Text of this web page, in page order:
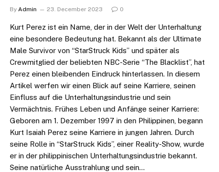
By Admin 23. December 2023 0
Kurt Perez ist ein Name, der in der Welt der Unterhaltung
eine besondere Bedeutung hat. Bekannt als der Ultimate
Male Survivor von “StarStruck Kids” und später als
Crewmitglied der beliebten NBC-Serie “The Blacklist”, hat
Perez einen bleibenden Eindruck hinterlassen. In diesem
Artikel werfen wir einen Blick auf seine Karriere, seinen
Einfluss auf die Unterhaltungsindustrie und sein
Vermächtnis. Frühes Leben und Anfänge seiner Karriere:
Geboren am 1. Dezember 1997 in den Philippinen, begann
Kurt Isaiah Perez seine Karriere in jungen Jahren. Durch
seine Rolle in “StarStruck Kids”, einer Reality-Show, wurde
er in der philippinischen Unterhaltungsindustrie bekannt.
Seine natürliche Ausstrahlung und sein…